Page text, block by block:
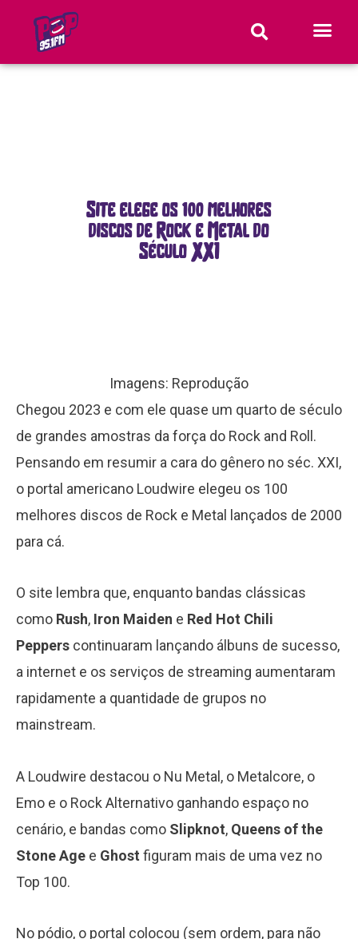
Site elege os 100 melhores
discos de Rock e Metal do
Século XXI
Imagens: Reprodução
Chegou 2023 e com ele quase um quarto de século
de grandes amostras da força do Rock and Roll.
Pensando em resumir a cara do gênero no séc. XXI,
o portal americano Loudwire elegeu os 100
melhores discos de Rock e Metal lançados de 2000
para cá.
O site lembra que, enquanto bandas clássicas
como Rush, Iron Maiden e Red Hot Chili
Peppers continuaram lançando álbuns de sucesso,
a internet e os serviços de streaming aumentaram
rapidamente a quantidade de grupos no
mainstream.
A Loudwire destacou o Nu Metal, o Metalcore, o
Emo e o Rock Alternativo ganhando espaço no
cenário, e bandas como Slipknot, Queens of the
Stone Age e Ghost figuram mais de uma vez no
Top 100.
No pódio, o portal colocou (sem ordem, para não